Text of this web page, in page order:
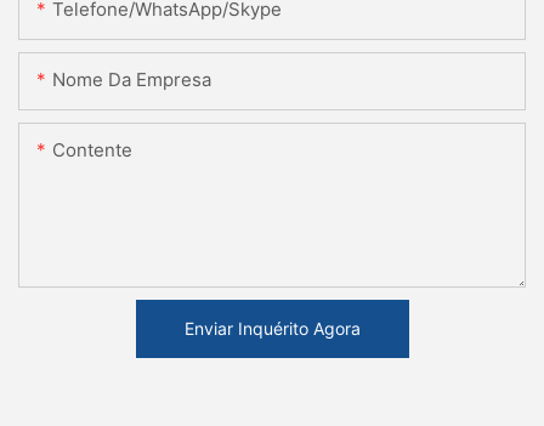
Telefone/WhatsApp/Skype
Nome Da Empresa
Contente
Enviar Inquérito Agora